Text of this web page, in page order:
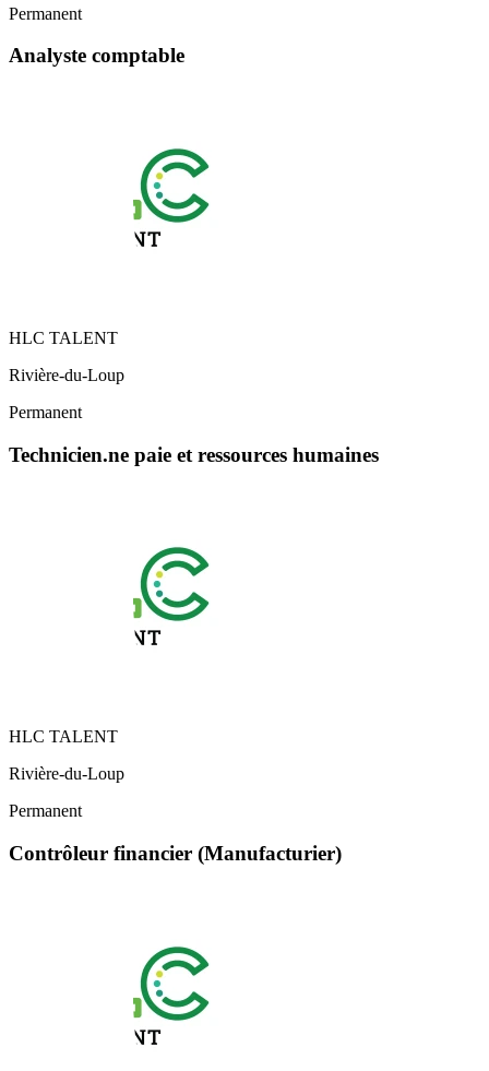
Permanent
Analyste comptable
HLC TALENT
Rivière-du-Loup
Permanent
Technicien.ne paie et ressources humaines
HLC TALENT
Rivière-du-Loup
Permanent
Contrôleur financier (Manufacturier)